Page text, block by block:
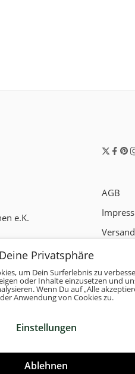
e.K.
AGB
Privatsphäre
um Dein Surferlebnis zu
oder Inhalte einzusetzen und
Wenn Du auf „Alle
Anwendung von Cookies zu.
Einstellungen
Ablehnen